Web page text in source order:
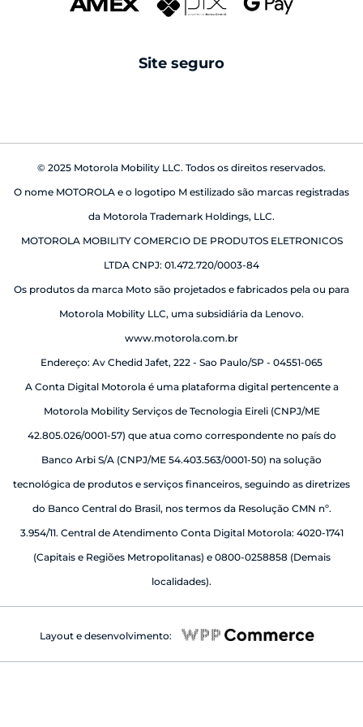
caixas de som
babá eletrônica
reparo fora da garantia
Site seguro
© 2025 Motorola Mobility LLC. Todos os direitos reservados.
O nome MOTOROLA e o logotipo M estilizado são marcas registradas
da Motorola Trademark Holdings, LLC.
MOTOROLA MOBILITY COMERCIO DE PRODUTOS ELETRONICOS
LTDA CNPJ: 01.472.720/0003-84
Os produtos da marca Moto são projetados e fabricados pela ou para
Motorola Mobility LLC, uma subsidiária da Lenovo.
www.motorola.com.br
Endereço: Av Chedid Jafet, 222 - Sao Paulo/SP - 04551-065
A Conta Digital Motorola é uma plataforma digital pertencente a
Motorola Mobility Serviços de Tecnologia Eireli (CNPJ/ME
42.805.026/0001-57) que atua como correspondente no país do
Banco Arbi S/A (CNPJ/ME 54.403.563/0001-50) na solução
tecnológica de produtos e serviços financeiros, seguindo as diretrizes
do Banco Central do Brasil, nos termos da Resolução CMN nº.
3.954/11. Central de Atendimento Conta Digital Motorola: 4020-1741
(Capitais e Regiões Metropolitanas) e 0800-0258858 (Demais
localidades).
Layout e desenvolvimento: